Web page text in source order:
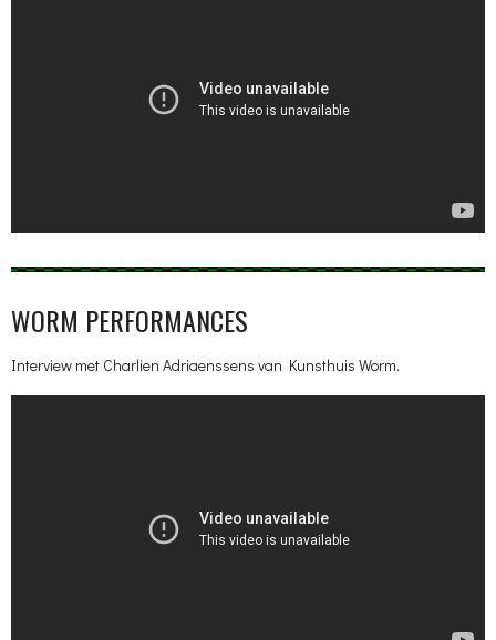
WORM PERFORMANCES
Interview met Charlien Adriaenssens van Kunsthuis Worm.